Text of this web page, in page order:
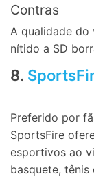
Contras
A qualidade do
nítido a SD
8.
Preferido por
SportsFire
esportivos ao
basquete,